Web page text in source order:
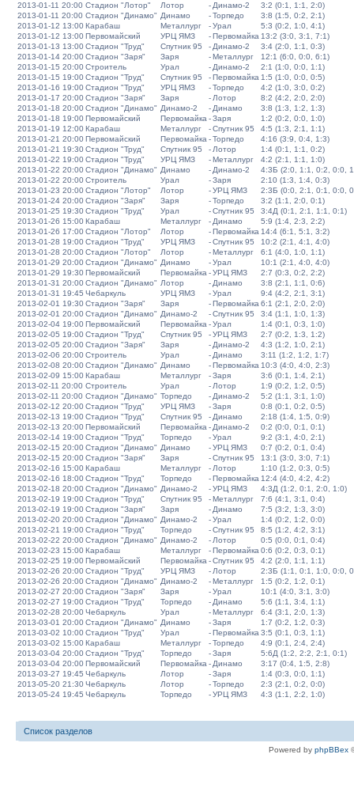
2013-01-11 20:00 Стадион "Лотор" Лотор - Динамо-2
3:2 (0:1, 1:1, 2:0)
2013-01-11 20:00 Стадион "Динамо" Динамо -Торпедо
3:8 (1:5, 0:2, 2:1)
2013-01-12 13:00Карабаш Металлург -Урал
5:3 (0:2, 1:0, 4:1)
2013-01-12 13:00Первомайский УРЦ ЯМЗ -Первомайка 13:2 (3:0, 3:1, 7:1)
2013-01-13 13:00Стадион "Труд" Спутник 95 - Динамо-2
3:4 (2:0, 1:1, 0:3)
2013-01-14 20:00Стадион "Заря" Заря -Металлург
12:1 (6:0, 0:0, 6:1)
2013-01-15 20:00Строитель Урал - Динамо-2
2:1 (1:0, 0:0, 1:1)
2013-01-15 19:00Стадион "Труд" Спутник 95 -Первомайка 1:5 (1:0, 0:0, 0:5)
2013-01-16 19:00Стадион "Труд" УРЦ ЯМЗ -Торпедо
4:2 (1:0, 3:0, 0:2)
2013-01-17 20:00Стадион "Заря" Заря - Лотор
8:2 (4:2, 2:0, 2:0)
2013-01-18 20:00Стадион "Динамо" Динамо-2 - Динамо
3:8 (1:3, 1:2, 1:3)
2013-01-18 19:00Первомайский Первомайка -Заря
1:2 (0:2, 0:0, 1:0)
2013-01-19 12:00Карабаш Металлург -Спутник 95
4:5 (1:3, 2:1, 1:1)
2013-01-21 20:00Первомайский Первомайка -Торпедо
4:16 (3:9, 0:4, 1:3)
2013-01-21 19:30Стадион "Труд" Спутник 95 - Лотор
1:4 (0:1, 1:1, 0:2)
2013-01-22 19:00Стадион "Труд" УРЦ ЯМЗ -Металлург
4:2 (2:1, 1:1, 1:0)
2013-01-22 20:00Стадион "Динамо" Динамо - Динамо-2
4:3Б (2:0, 1:1, 0:2, 0:0,
2013-01-22 20:00Строитель Урал -Заря
2:10 (1:3, 1:4, 0:3)
2013-01-23 20:00Стадион "Лотор" Лотор -УРЦ ЯМЗ
2:3Б (0:0, 2:1, 0:1, 0:0,
2013-01-24 20:00Стадион "Заря" Заря -Торпедо
3:2 (1:1, 2:0, 0:1)
2013-01-25 19:30Стадион "Труд" Урал -Спутник 95
3:4Д (0:1, 2:1, 1:1, 0:1)
2013-01-26 15:00Карабаш Металлург - Динамо
5:9 (1:4, 2:3, 2:2)
2013-01-26 17:00Стадион "Лотор" Лотор -Первомайка 14:4 (6:1, 5:1, 3:2)
2013-01-28 19:00Стадион "Труд" УРЦ ЯМЗ -Спутник 95
10:2 (2:1, 4:1, 4:0)
2013-01-28 20:00Стадион "Лотор" Лотор -Металлург
6:1 (4:0, 1:0, 1:1)
2013-01-29 20:00Стадион "Динамо" Динамо -Урал
10:1 (2:1, 4:0, 4:0)
2013-01-29 19:30Первомайский Первомайка -УРЦ ЯМЗ
2:7 (0:3, 0:2, 2:2)
2013-01-31 20:00Стадион "Динамо" Лотор - Динамо
3:8 (2:1, 1:1, 0:6)
2013-01-31 19:45 Чебаркуль УРЦ ЯМЗ -Урал
9:4 (4:2, 2:1, 3:1)
2013-02-01 19:30Стадион "Заря" Заря -Первомайка 6:1 (2:1, 2:0, 2:0)
2013-02-01 20:00Стадион "Динамо" Динамо-2 -Спутник 95
3:4 (1:1, 1:0, 1:3)
2013-02-04 19:00Первомайский Первомайка -Урал
1:4 (0:1, 0:3, 1:0)
2013-02-05 19:00Стадион "Труд" Спутник 95 -УРЦ ЯМЗ
2:7 (0:2, 1:3, 1:2)
2013-02-05 20:00Стадион "Заря" Заря - Динамо-2
4:3 (1:2, 1:0, 2:1)
2013-02-06 20:00Строитель Урал - Динамо
3:11 (1:2, 1:2, 1:7)
2013-02-08 20:00Стадион "Динамо" Динамо -Первомайка 10:3 (4:0, 4:0, 2:3)
2013-02-09 15:00Карабаш Металлург -Заря
3:6 (0:1, 1:4, 2:1)
2013-02-11 20:00 Строитель Урал - Лотор
1:9 (0:2, 1:2, 0:5)
2013-02-11 20:00 Стадион "Динамо" Торпедо - Динамо-2
5:2 (1:1, 3:1, 1:0)
2013-02-12 20:00Стадион "Труд" УРЦ ЯМЗ -Заря
0:8 (0:1, 0:2, 0:5)
2013-02-13 19:00Стадион "Труд" Спутник 95 - Динамо
2:18 (1:4, 1:5, 0:9)
2013-02-13 20:00Первомайский Первомайка - Динамо-2
0:2 (0:0, 0:1, 0:1)
2013-02-14 19:00Стадион "Труд" Торпедо -Урал
9:2 (3:1, 4:0, 2:1)
2013-02-15 20:00Стадион "Динамо" Динамо -УРЦ ЯМЗ
0:7 (0:2, 0:1, 0:4)
2013-02-15 20:00Стадион "Заря" Заря -Спутник 95
13:1 (3:0, 3:0, 7:1)
2013-02-16 15:00Карабаш Металлург - Лотор
1:10 (1:2, 0:3, 0:5)
2013-02-16 18:00Стадион "Труд" Торпедо -Первомайка 12:4 (4:0, 4:2, 4:2)
2013-02-18 20:00Стадион "Динамо" Динамо-2 -УРЦ ЯМЗ
4:3Д (1:2, 0:1, 2:0, 1:0)
2013-02-19 19:00Стадион "Труд" Спутник 95 -Металлург
7:6 (4:1, 3:1, 0:4)
2013-02-19 19:00Стадион "Заря" Заря - Динамо
7:5 (3:2, 1:3, 3:0)
2013-02-20 20:00Стадион "Динамо" Динамо-2 -Урал
1:4 (0:2, 1:2, 0:0)
2013-02-21 19:00Стадион "Труд" Торпедо -Спутник 95
8:5 (1:2, 4:2, 3:1)
2013-02-22 20:00Стадион "Динамо" Динамо-2 - Лотор
0:5 (0:0, 0:1, 0:4)
2013-02-23 15:00Карабаш Металлург -Первомайка 0:6 (0:2, 0:3, 0:1)
2013-02-25 19:00Первомайский Первомайка -Спутник 95
4:2 (2:0, 1:1, 1:1)
2013-02-26 20:00Стадион "Труд" УРЦ ЯМЗ - Лотор
2:3Б (1:1, 0:1, 1:0, 0:0,
2013-02-26 20:00Стадион "Динамо" Динамо-2 -Металлург
1:5 (0:2, 1:2, 0:1)
2013-02-27 20:00Стадион "Заря" Заря -Урал
10:1 (4:0, 3:1, 3:0)
2013-02-27 19:00Стадион "Труд" Торпедо - Динамо
5:6 (1:1, 3:4, 1:1)
2013-02-28 20:00Чебаркуль Урал -Металлург
6:4 (3:1, 2:0, 1:3)
2013-03-01 20:00Стадион "Динамо" Динамо -Заря
1:7 (0:2, 1:2, 0:3)
2013-03-02 10:00Стадион "Труд" Урал -Первомайка 3:5 (0:1, 0:3, 1:1)
2013-03-02 15:00Карабаш Металлург -Торпедо
4:9 (0:1, 2:4, 2:4)
2013-03-04 20:00Стадион "Труд" Торпедо -Заря
5:6Д (1:2, 2:2, 2:1, 0:1)
2013-03-04 20:00Первомайский Первомайка - Динамо
3:17 (0:4, 1:5, 2:8)
2013-03-27 19:45 Чебаркуль Лотор -Заря
1:4 (0:3, 0:0, 1:1)
2013-05-20 21:30Чебаркуль Лотор -Торпедо
2:3 (2:1, 0:2, 0:0)
2013-05-24 19:45 Чебаркуль Торпедо -УРЦ ЯМЗ 4:3 (1:1, 2:2, 1:0)
Список разделов
Powered by phpBBex